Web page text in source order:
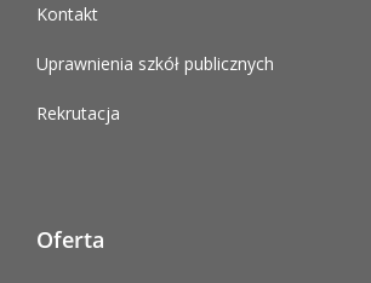
Kontakt
Uprawnienia szkół publicznych
Rekrutacja
Oferta